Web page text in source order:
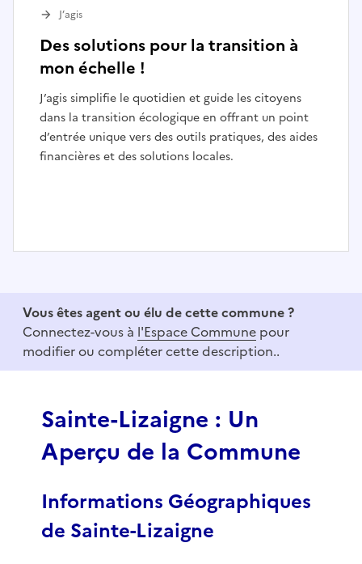
Des solutions pour la transition à
mon échelle !
J’agis simplifie le quotidien et guide les citoyens
dans la transition écologique en offrant un point
d’entrée unique vers des outils pratiques, des aides
financières et des solutions locales.
J’agis
f
Vous êtes agent ou élu de cette commune ?
Connectez-vous à l'Espace Commune pour
modifier ou compléter cette description..
Sainte-Lizaigne : Un
Aperçu de la Commune
Informations Géographiques
de Sainte-Lizaigne